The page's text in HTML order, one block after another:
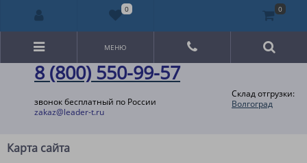
8 (800) 550-99-57
звонок бесплатный по России
zakaz@leader-t.ru
Склад отгрузки:
Волгоград
МЕНЮ
Карта сайта
0 0